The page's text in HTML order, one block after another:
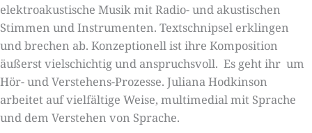
elektroakustische Musik mit Radio- und akustischen
Stimmen und Instrumenten. Textschnipsel erklingen
und brechen ab. Konzeptionell ist ihre Komposition
äußerst vielschichtig und anspruchsvoll. Es geht ihr um
Hör- und Verstehens-Prozesse. Juliana Hodkinson
arbeitet auf vielfältige Weise, multimedial mit Sprache
und dem Verstehen von Sprache.